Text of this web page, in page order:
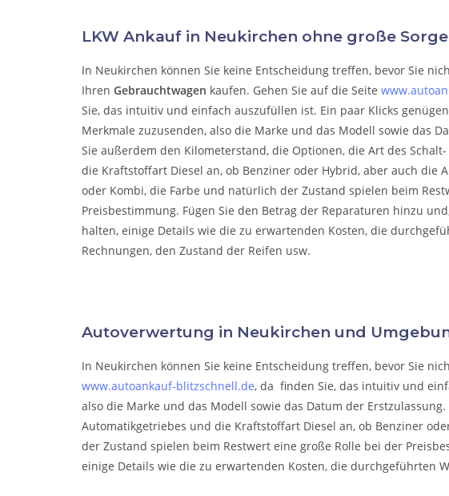
LKW Ankauf in Neukirchen ohne große
In Neukirchen können Sie keine Entscheidung treffen, bevor Sie
Ihren Gebrauchtwagen kaufen. Gehen Sie auf die Seite
Sie, das intuitiv und einfach auszufüllen ist. Ein paar Klicks
Merkmale zuzusenden, also die Marke und das Modell sowie das
Sie außerdem den Kilometerstand, die Optionen, die Art des
die Kraftstoffart Diesel an, ob Benziner oder Hybrid, aber auch die
oder Kombi, die Farbe und natürlich der Zustand spielen beim
Preisbestimmung. Fügen Sie den Betrag der Reparaturen hinzu
halten, einige Details wie die zu erwartenden Kosten, die
Rechnungen, den Zustand der Reifen usw.
Autoverwertung in Neukirchen und
In Neukirchen können Sie keine Entscheidung treffen, bevor Sie
www.autoankauf-blitzschnell.de, da finden Sie, das intuitiv und
also die Marke und das Modell sowie das Datum der
Automatikgetriebes und die Kraftstoffart Diesel an, ob Benziner
der Zustand spielen beim Restwert eine große Rolle bei der
einige Details wie die zu erwartenden Kosten, die durchgeführten